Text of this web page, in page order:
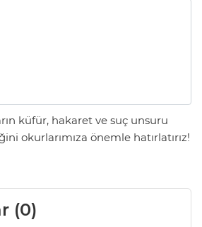
küfür, hakaret ve suç unsuru
okurlarımıza önemle hatırlatırız!
(0)